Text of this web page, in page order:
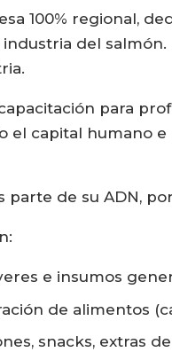
100% regional,
del
para
el capital humano
parte de su ADN,
e insumos
de alimentos
snacks, extras